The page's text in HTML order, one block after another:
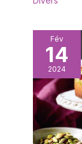
Fév
14
2024